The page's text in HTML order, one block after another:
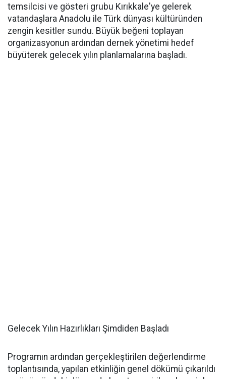
temsilcisi ve gösteri grubu Kırıkkale'ye gelerek
vatandaşlara Anadolu ile Türk dünyası kültüründen
zengin kesitler sundu. Büyük beğeni toplayan
organizasyonun ardından dernek yönetimi hedef
büyüterek gelecek yılın planlamalarına başladı.
Gelecek Yılın Hazırlıkları Şimdiden Başladı
Programın ardından gerçekleştirilen değerlendirme
toplantısında, yapılan etkinliğin genel dökümü çıkarıldı